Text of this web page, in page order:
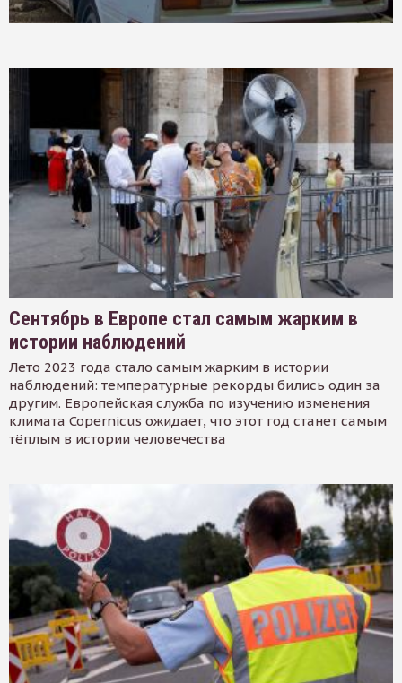
Сентябрь в Европе стал самым жарким в
истории наблюдений
Лето 2023 года стало самым жарким в истории
наблюдений: температурные рекорды бились один за
другим. Европейская служба по изучению изменения
климата Copernicus ожидает, что этот год станет самым
тёплым в истории человечества